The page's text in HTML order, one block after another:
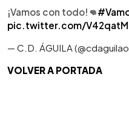
¡Vamos con todo!👊
pic.twitter.com/
— C.D. ÁGUILA
VOLVER A PORTADA